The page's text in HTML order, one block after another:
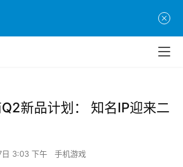
新品计划： 知名IP迎来二
日 3:03 下午 手机游戏